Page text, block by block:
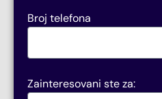
Broj telefona
Zainteresovani ste za: